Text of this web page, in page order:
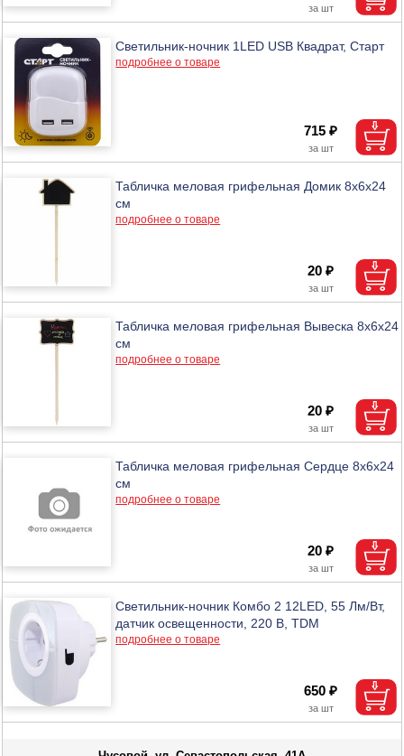
Светильник-ночник 1LED USB Квадрат, Старт
подробнее о товаре
715 ₽
Табличка меловая грифельная Домик 8х6х24
см
подробнее о товаре
20 ₽
Табличка меловая грифельная Вывеска 8х6х24
см
подробнее о товаре
20 ₽
Табличка меловая грифельная Сердце 8х6х24
см
подробнее о товаре
20 ₽
Светильник-ночник Комбо 2 12LED, 55 Лм/Вт,
датчик освещенности, 220 В, TDM
подробнее о товаре
650 ₽